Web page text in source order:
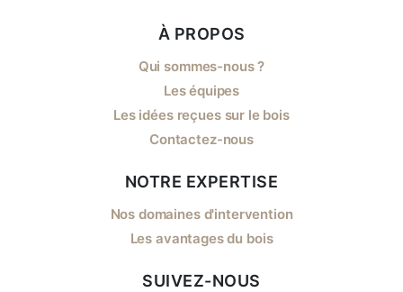
À PROPOS
Qui sommes-nous ?
Les équipes
Les idées reçues sur le bois
Contactez-nous
NOTRE EXPERTISE
Nos domaines d'intervention
Les avantages du bois
SUIVEZ-NOUS